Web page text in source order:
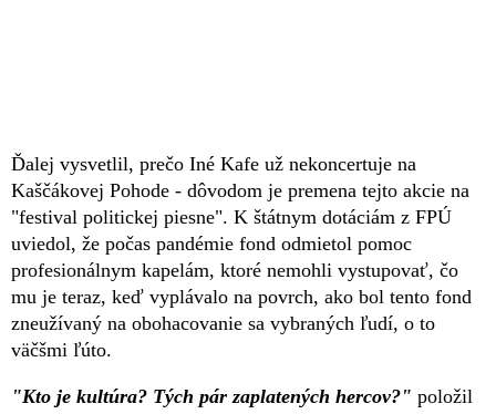
Ďalej vysvetlil, prečo Iné Kafe už nekoncertuje na
Kaščákovej Pohode - dôvodom je premena tejto akcie na
"festival politickej piesne". K štátnym dotáciám z FPÚ
uviedol, že počas pandémie fond odmietol pomoc
profesionálnym kapelám, ktoré nemohli vystupovať, čo
mu je teraz, keď vyplávalo na povrch, ako bol tento fond
zneužívaný na obohacovanie sa vybraných ľudí, o to
väčšmi ľúto.
"Kto je kultúra? Tých pár zaplatených hercov?" položil